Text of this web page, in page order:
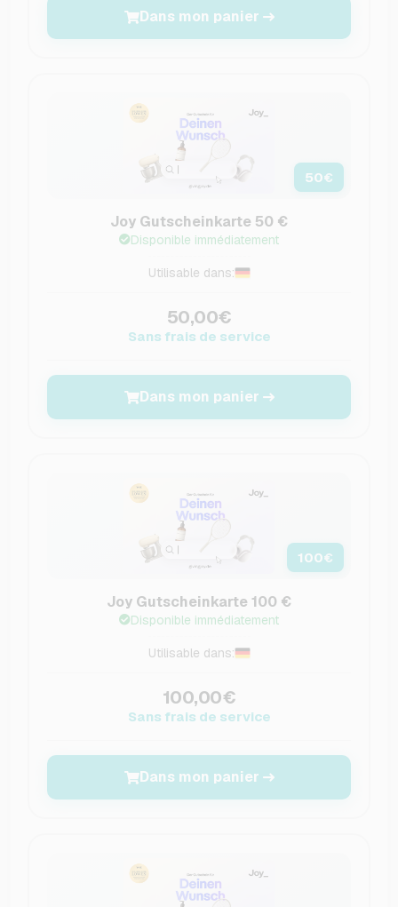
Dans mon panier
50€
Joy Gutscheinkarte 50 €
Disponible immédiatement
Utilisable dans:
50,00€
Sans frais de service
Dans mon panier
100€
Joy Gutscheinkarte 100 €
Disponible immédiatement
Utilisable dans:
100,00€
Sans frais de service
Dans mon panier